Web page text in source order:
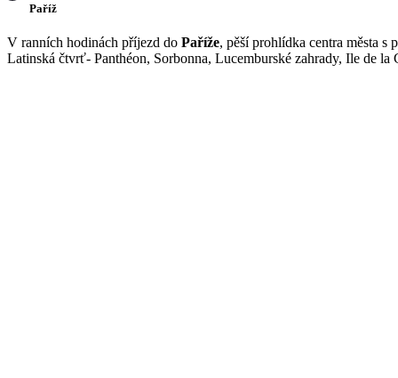
Paříž
V ranních hodinách příjezd do Paříže, pěší prohlídka centra města
Latinská čtvrť- Panthéon, Sorbonna, Lucemburské zahrady, Ile de